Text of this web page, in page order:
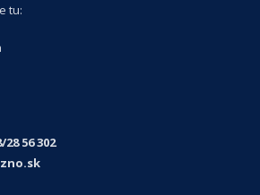
tu:
28 56 302